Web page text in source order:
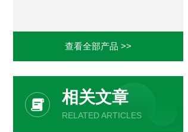
查看全部产品 >>
相关文章
RELATED ARTICLES